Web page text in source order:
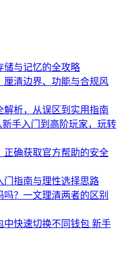
储与记忆的全攻略
厘清边界、功能与合规风
解析，从误区到实用指南
手入门到高阶玩家，玩转
正确获取官方帮助的安全
门指南与理性选择思路
？一文理清两者的区别
中快速切换不同钱包 新手